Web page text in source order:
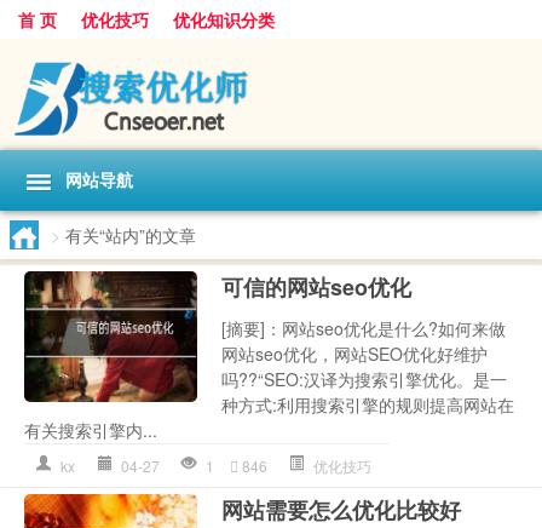
首 页 优化技巧 优化知识分类
网站导航
> 有关“站内”的文章
可信的网站seo优化
[摘要]：网站seo优化是什么?如何来做
网站seo优化，网站SEO优化好维护
吗??“SEO:汉译为搜索引擎优化。是一
种方式:利用搜索引擎的规则提高网站在
有关搜索引擎内...
kx 04-27 1 846 优化技巧
网站需要怎么优化比较好